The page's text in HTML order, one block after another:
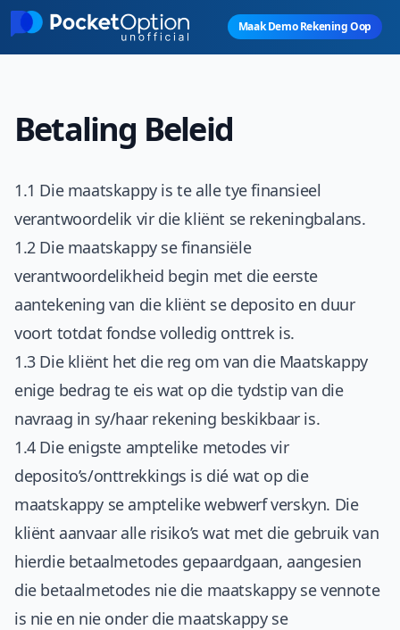
Skip to main content
Maak Demo Rekening Oop
Betaling Beleid
1.1 Die maatskappy is te alle tye finansieel
verantwoordelik vir die kliënt se rekeningbalans.
1.2 Die maatskappy se finansiële
verantwoordelikheid begin met die eerste
aantekening van die kliënt se deposito en duur
voort totdat fondse volledig onttrek is.
1.3 Die kliënt het die reg om van die Maatskappy
enige bedrag te eis wat op die tydstip van die
navraag in sy/haar rekening beskikbaar is.
1.4 Die enigste amptelike metodes vir
deposito’s/onttrekkings is dié wat op die
maatskappy se amptelike webwerf verskyn. Die
kliënt aanvaar alle risiko’s wat met die gebruik van
hierdie betaalmetodes gepaardgaan, aangesien
die betaalmetodes nie die maatskappy se vennote
is nie en nie onder die maatskappy se